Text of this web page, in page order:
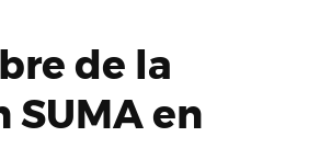
de la
SUMA en